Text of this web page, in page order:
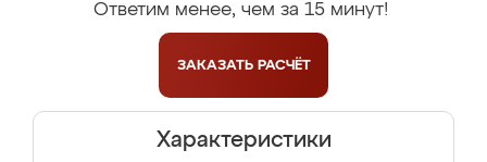
Ответим менее, чем за 15 минут!
ЗАКАЗАТЬ РАСЧЁТ
Характеристики